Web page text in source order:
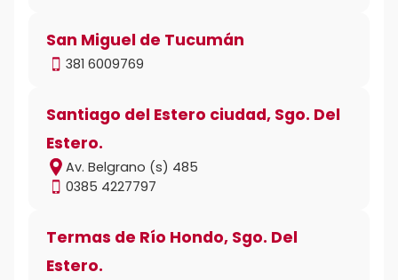
San Miguel de Tucumán
381 6009769
Santiago del Estero ciudad, Sgo. Del
Estero.
Av. Belgrano (s) 485
0385 4227797
Termas de Río Hondo, Sgo. Del
Estero.